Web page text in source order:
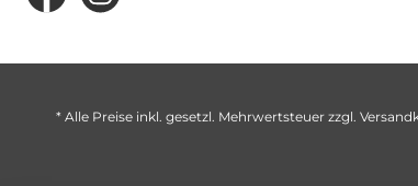
* Alle Preise inkl. gesetzl. Mehrwertsteuer zzgl.